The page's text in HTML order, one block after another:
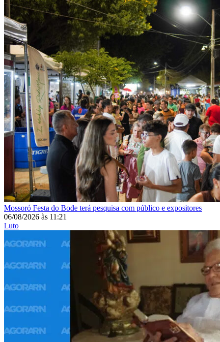
Mossoró Festa do Bode terá pesquisa com público e expositores
06/08/2026 às 11:21
Luto